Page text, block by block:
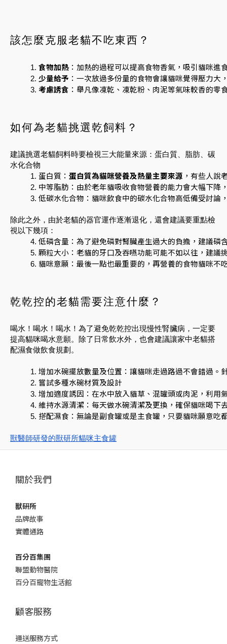
該怎麼克服老貓不吃東西？
食物加熱 ：加熱的過程可以提高食物香氣，吸引貓咪
少量給予 ：一次放過多份量的食物會讓貓咪覺得壓力
考慮誘食 ：舉凡像凍乾、凍乾粉、肉泥等氣味較香的
如何為老貓挑選乾飼料？
建議挑選老貓飼料時要檢視三大能量來源：蛋白質、脂肪、碳
水化合物
蛋白質： 蛋白質為貓咪營養及熱量主要來源 ，有些人說
中等脂肪：由於老年貓吸收食物營養的能力會大幅下降
低碳水化合物：貓咪飲食中的碳水化合物高低備受討論
除此之外，由於老貓的器官運作逐漸退化，還會建議要重點檢
視以下幾項：
低磷含量：為了避免磷對腎臟產生過大的負擔，建議
顆粒大小：老貓的牙口及吞嚥功能可能不如以往，建議
貓咪意願：最後一點也最重要的，再營養的食物貓咪不
乾乾控的老貓需要注意什麼？
喝水！喝水！喝水！為了避免乾乾控出現慢性腎臟病，一定要
提高貓咪喝水意願。除了日常飲水外，也會建議讓家中老貓搭
配濕食做飲食規劃。
增加水碗擺放數量及位置：讓貓咪走過路過不會錯過。
嘗試多種水碗材質及設計
增加適度誘因：在水中放入貓草、混罐頭或肉泥，利用
維持水源清潔：每天做水碗清潔及更換，確保貓咪喝下
搭配濕食：無論是副食罐或是主食罐，只要貓咪願意吃
獸醫師研發的獸研所貓咪主食罐
關於我們
獸研所
品牌故事
實體通路
百分百集團
聯盟動物醫院
百分百寵物生活館
顧客服務
運送服務方式